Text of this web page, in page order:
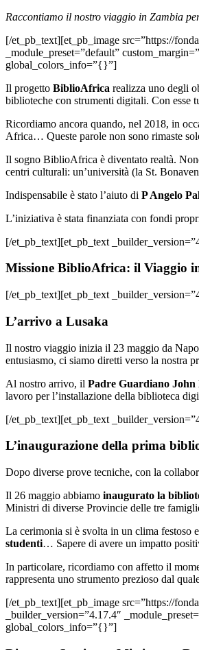
Raccontiamo il nostro viaggio in Zambia
[/et_pb_text][et_pb_image src=”https://
_module_preset=”default”
global_colors_info=”{}”]
Il progetto BiblioAfrica realizza uno degli
biblioteche con strumenti digitali. Con esse
Ricordiamo ancora quando, nel 2018, in
Africa… Queste parole non sono rimaste
Il sogno BiblioAfrica è diventato realtà.
centri culturali: un’università (la St.
Indispensabile è stato l’aiuto di P Angelo
L’iniziativa è stata finanziata con fondi
[/et_pb_text][et_pb_text
Missione BiblioAfrica: il Viaggio
[/et_pb_text][et_pb_text
L’arrivo a Lusaka
Il nostro viaggio inizia il 23 maggio da
entusiasmo, ci siamo diretti verso la nostra
Al nostro arrivo, il Padre Guardiano John
lavoro per l’installazione della biblioteca
[/et_pb_text][et_pb_text
L’inaugurazione della prima
Dopo diverse prove tecniche, con la
Il 26 maggio abbiamo inaugurato la
Ministri di diverse Provincie delle tre
La cerimonia si è svolta in un clima festoso
studenti… Sapere di avere un impatto
In particolare, ricordiamo con affetto il
rappresenta uno strumento prezioso dal
[/et_pb_text][et_pb_image src=”https://
_builder_version=”4.17.4″
global_colors_info=”{}”]